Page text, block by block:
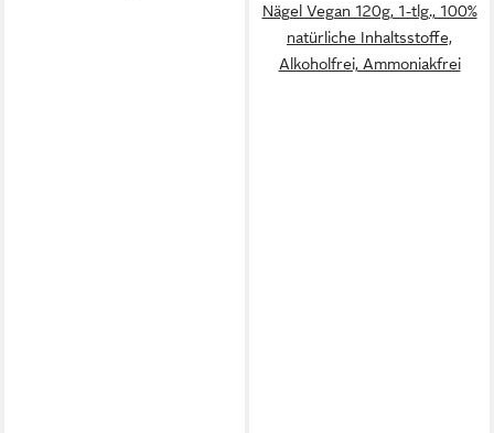
Nägel Vegan 120g, 1-tlg., 100%
natürliche Inhaltsstoffe,
Alkoholfrei, Ammoniakfrei